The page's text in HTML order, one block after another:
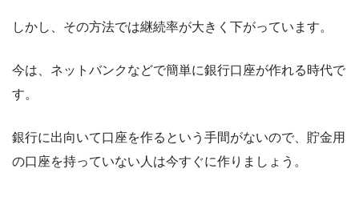
しかし、その方法では継続率が大きく下がっています。
今は、ネットバンクなどで簡単に銀行口座が作れる時代で
す。
銀行に出向いて口座を作るという手間がないので、貯金用
の口座を持っていない人は今すぐに作りましょう。